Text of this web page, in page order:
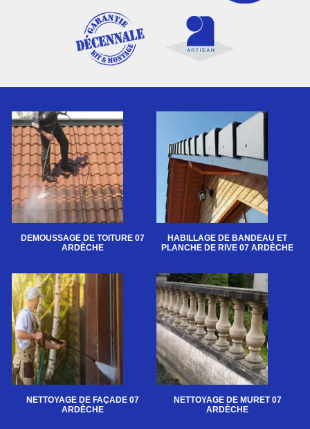
DEMOUSSAGE DE TOITURE 07
ARDÈCHE
HABILLAGE DE BANDEAU ET
PLANCHE DE RIVE 07 ARDÈCHE
NETTOYAGE DE FAÇADE 07
ARDÈCHE
NETTOYAGE DE MURET 07
ARDÈCHE